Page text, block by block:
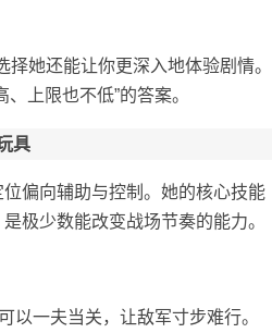
她还能让你更深入地体验剧情。
上限也不低”的答案。
具
偏向辅助与控制。她的核心技能
极少数能改变战场节奏的能力。
以一夫当关，让敌军寸步难行。